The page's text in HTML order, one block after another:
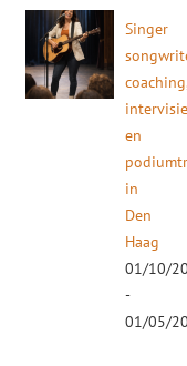
Singer
en
in
Den
Haag
01/10/
-
01/05/